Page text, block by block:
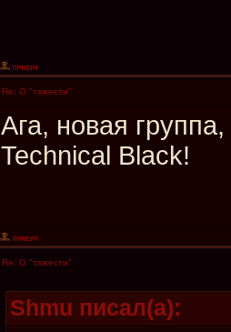
Re: О "тяжести"
Ага, новая
Technical Black!
Re: О "тяжести"
Shmu писал(а):